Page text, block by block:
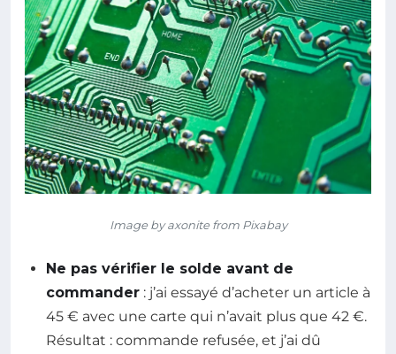
Image by axonite from Pixabay
Ne pas vérifier le solde avant de
commander : j’ai essayé d’acheter un article à
45 € avec une carte qui n’avait plus que 42 €.
Résultat : commande refusée, et j’ai dû